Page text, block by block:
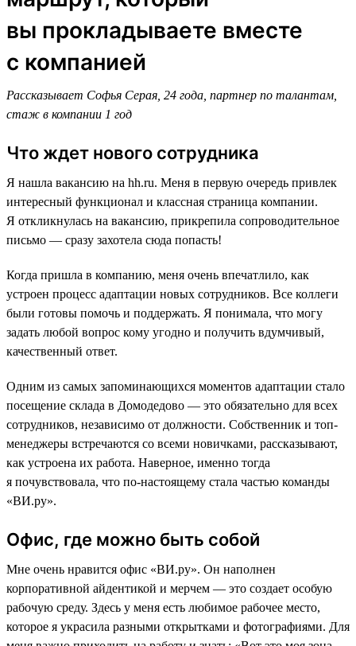
вы прокладываете вместе
с компанией
Рассказывает Софья Серая, 24 года, партнер по талантам,
стаж в компании 1 год
Что ждет нового сотрудника
Я нашла вакансию на hh.ru. Меня в первую очередь привлек
интересный функционал и классная страница компании.
Я откликнулась на вакансию, прикрепила сопроводительное
письмо — сразу захотела сюда попасть!
Когда пришла в компанию, меня очень впечатлило, как
устроен процесс адаптации новых сотрудников. Все коллеги
были готовы помочь и поддержать. Я понимала, что могу
задать любой вопрос кому угодно и получить вдумчивый,
качественный ответ.
Одним из самых запоминающихся моментов адаптации стало
посещение склада в Домодедово — это обязательно для всех
сотрудников, независимо от должности. Собственник и топ-
менеджеры встречаются со всеми новичками, рассказывают,
как устроена их работа. Наверное, именно тогда
я почувствовала, что по-настоящему стала частью команды
«ВИ.ру».
Офис, где можно быть собой
Мне очень нравится офис «ВИ.ру». Он наполнен
корпоративной айдентикой и мерчем — это создает особую
рабочую среду. Здесь у меня есть любимое рабочее место,
которое я украсила разными открытками и фотографиями. Для